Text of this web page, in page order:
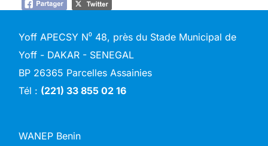
Yoff APECSY N⁰ 48, près du Stade Municipal de
Yoff - DAKAR - SENEGAL
BP 26365 Parcelles Assainies
Tél : (221) 33 855 02 16
WANEP Benin